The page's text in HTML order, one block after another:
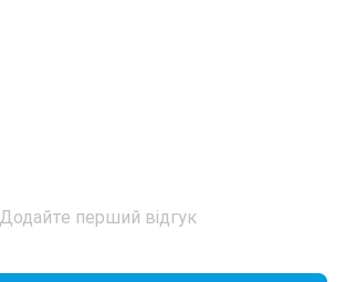
Додайте перший відгук